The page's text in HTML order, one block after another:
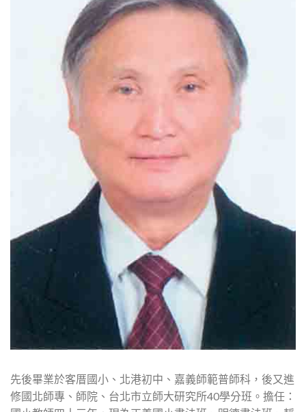
先後畢業於客厝國小、北港初中、嘉義師範普師科，後又進
修國北師專、師院、台北市立師大研究所40學分班。擔任：